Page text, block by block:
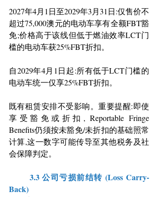
2027年4月1日至2029年3月31日:仅售价不
超过75,000澳元的电动车享有全额FBT豁
免;价格高于该线但低于燃油效率LCT门
槛的电动车获25%FBT折扣。
自2029年4月1日起:所有低于LCT门槛的
电动车统一仅享25%FBT折扣。
既有租赁安排不受影响。重要提醒:即使
享受豁免或折扣, Reportable Fringe
Benefits仍须按未豁免/未折扣的基础照常
计算,这一数字可能传导至其他税务及社
会保障判定。
Back)